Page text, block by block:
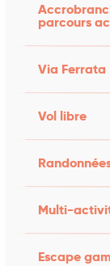
parcours
Via Ferrata
Vol libre
Multi-
Escape